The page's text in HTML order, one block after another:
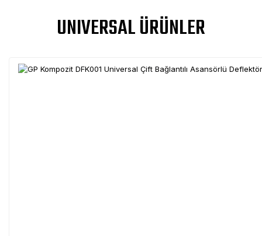
UNIVERSAL ÜRÜNLER